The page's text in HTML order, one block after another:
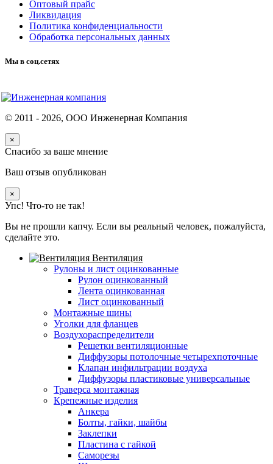
Оптовый прайс
Ликвидация
Политика конфиденциальности
Обработка персональных данных
Мы в соц.сетях
© 2011 - 2026, ООО Инженерная Компания
×
Спасибо за ваше мнение
Ваш отзыв опубликован
×
Упс! Что-то не так!
Вы не прошли капчу. Если вы реальный человек, пожалуйста,
сделайте это.
Вентиляция
Рулоны и лист оцинкованные
Рулон оцинкованный
Лента оцинкованная
Лист оцинкованный
Монтажные шины
Уголки для фланцев
Воздухораспределители
Решетки вентиляционные
Диффузоры потолочные четырехпоточные
Клапан инфильтрации воздуха
Диффузоры пластиковые универсальные
Траверса монтажная
Крепежные изделия
Анкера
Болты, гайки, шайбы
Заклепки
Пластина с гайкой
Саморезы